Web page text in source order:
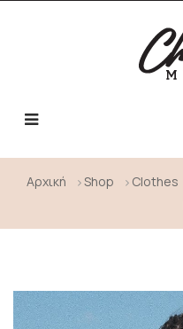
Toggle
☰
Αρχική Shop Clothes